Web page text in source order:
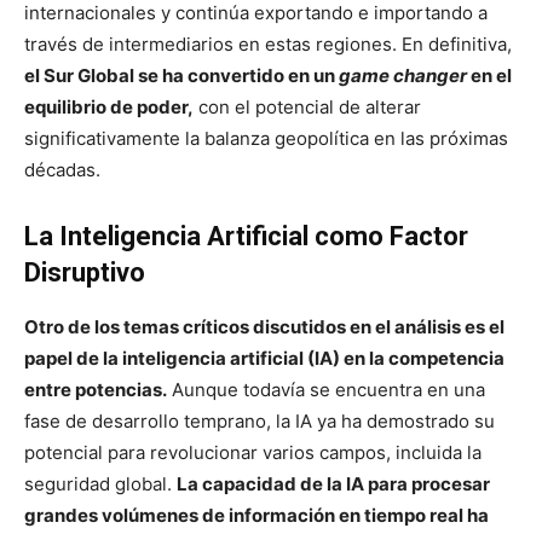
internacionales y continúa exportando e importando a
través de intermediarios en estas regiones. En definitiva,
el Sur Global se ha convertido en ungame changeren el
equilibrio de poder, con el potencial de alterar
significativamente la balanza geopolítica en las próximas
décadas.
La Inteligencia Artificial como Factor
Disruptivo
Otro de los temas críticos discutidos en el análisis es el
papel de la inteligencia artificial (IA) en la competencia
entre potencias. Aunque todavía se encuentra en una
fase de desarrollo temprano, la IA ya ha demostrado su
potencial para revolucionar varios campos, incluida la
seguridad global. La capacidad de la IA para procesar
grandes volúmenes de información en tiempo real ha